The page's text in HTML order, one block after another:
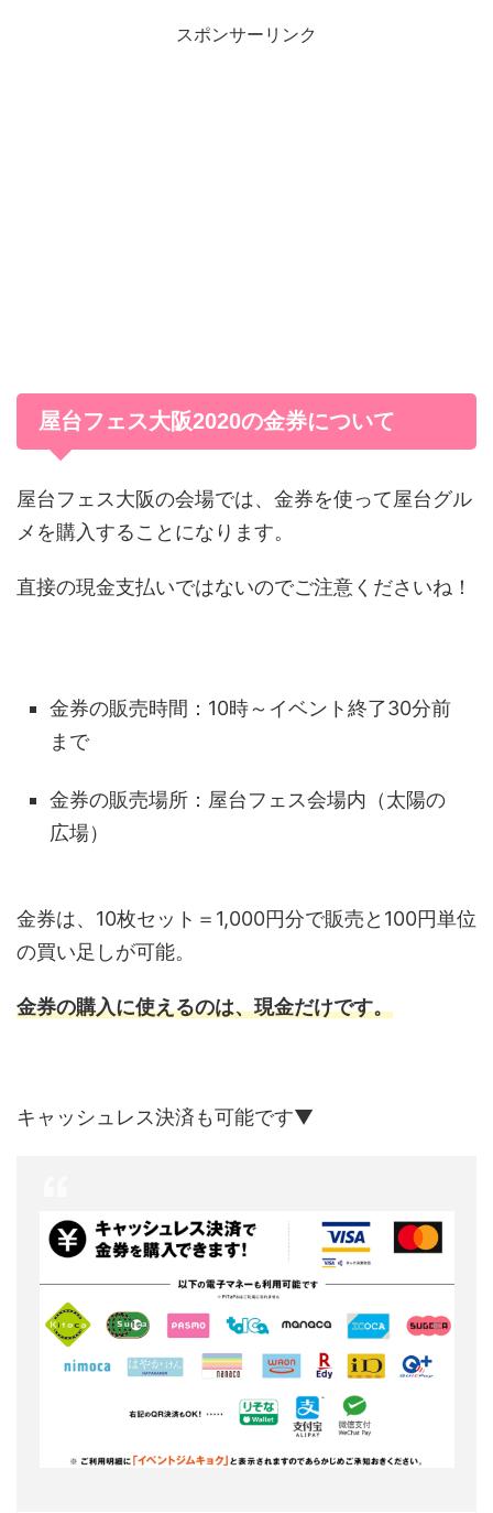
スポンサーリンク
屋台フェス大阪2020の金券について
屋台フェス大阪の会場では、金券を使って屋台グル
メを購入することになります。
直接の現金支払いではないのでご注意くださいね！
金券の販売時間：10時～イベント終了30分前
まで
金券の販売場所：屋台フェス会場内（太陽の
広場）
金券は、10枚セット＝1,000円分で販売と100円単位
の買い足しが可能。
金券の購入に使えるのは、現金だけです。
キャッシュレス決済も可能です▼